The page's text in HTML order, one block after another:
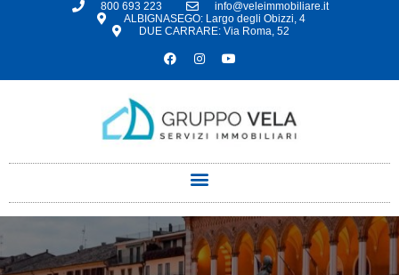
800 693 223
info@veleimmobiliare.it
ALBIGNASEGO: Largo degli Obizzi, 4
DUE CARRARE: Via Roma, 52